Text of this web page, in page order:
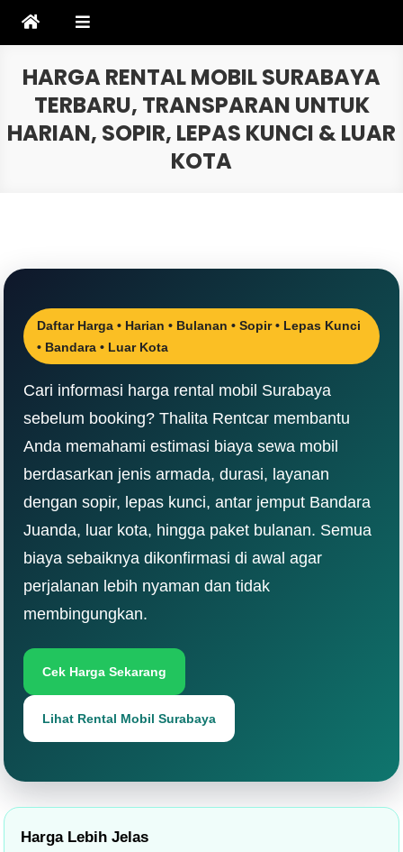
HARGA RENTAL MOBIL SURABAYA
TERBARU, TRANSPARAN UNTUK
HARIAN, SOPIR, LEPAS KUNCI & LUAR
KOTA
Daftar Harga • Harian • Bulanan • Sopir • Lepas Kunci
• Bandara • Luar Kota
Cari informasi harga rental mobil Surabaya
sebelum booking? Thalita Rentcar membantu
Anda memahami estimasi biaya sewa mobil
berdasarkan jenis armada, durasi, layanan
dengan sopir, lepas kunci, antar jemput Bandara
Juanda, luar kota, hingga paket bulanan. Semua
biaya sebaiknya dikonfirmasi di awal agar
perjalanan lebih nyaman dan tidak
membingungkan.
Cek Harga Sekarang
Lihat Rental Mobil Surabaya
Harga Lebih Jelas